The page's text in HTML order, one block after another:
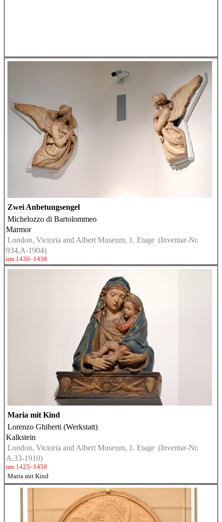
Zwei Anbetungsengel
Michelozzo di Bartolommeo
Marmor
London, Victoria and Albert Museum, 1. Etage (Inventar-Nr.
934,A-1904)
um 1430–1438
Maria mit Kind
Lorenzo Ghiberti (Werkstatt)
Kalkstein
London, Victoria and Albert Museum, 1. Etage (Inventar-Nr.
A.33-1910)
um 1425–1450
Maria mit Kind